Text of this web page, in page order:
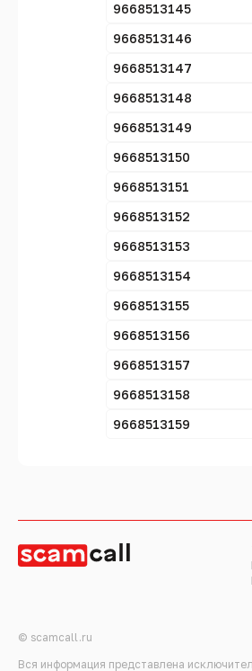
9668513145
9668513146
9668513147
9668513148
9668513149
9668513150
9668513151
9668513152
9668513153
9668513154
9668513155
9668513156
9668513157
9668513158
9668513159
© scamcall.ru
Вся информация представлена